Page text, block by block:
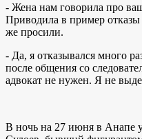
- Жена нам говорила про
Приводила в пример
же просили.
- Да, я отказывался много
после общения со
адвокат не нужен. Я не
В ночь на 27 июня в Анапе